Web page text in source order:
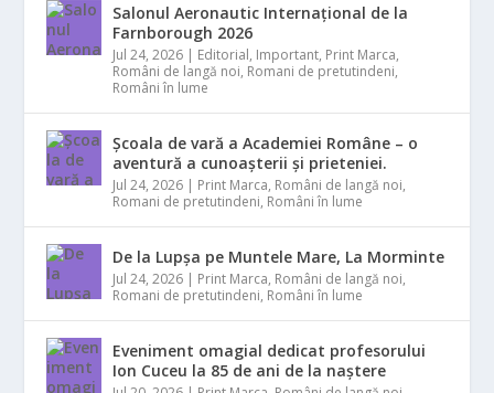
Salonul Aeronautic Internațional de la
Farnborough 2026
Jul 24, 2026 | Editorial, Important, Print Marca,
Români de langă noi, Romani de pretutindeni,
Români în lume
Școala de vară a Academiei Române – o
aventură a cunoașterii și prieteniei.
Jul 24, 2026 | Print Marca, Români de langă noi,
Romani de pretutindeni, Români în lume
De la Lupșa pe Muntele Mare, La Morminte
Jul 24, 2026 | Print Marca, Români de langă noi,
Romani de pretutindeni, Români în lume
Eveniment omagial dedicat profesorului
Ion Cuceu la 85 de ani de la naștere